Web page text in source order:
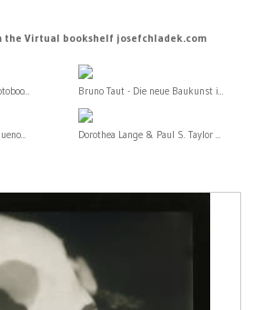
the Virtual bookshelf josefchladek.com
Bruno Taut - Die neue Baukunst i...
Dorothea Lange & Paul S. Taylor ...